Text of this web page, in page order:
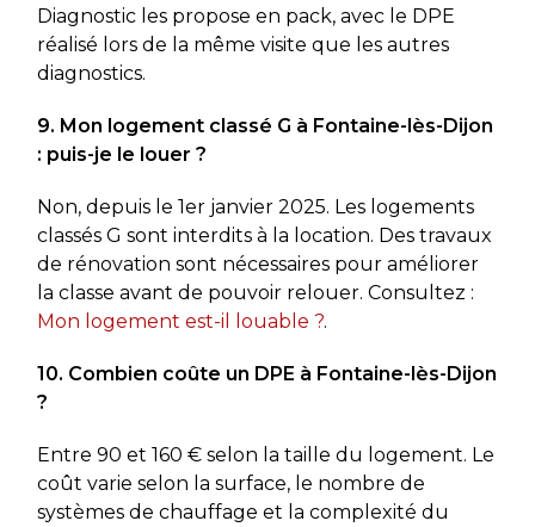
Diagnostic les propose en pack, avec le DPE
réalisé lors de la même visite que les autres
diagnostics.
9. Mon logement classé G à Fontaine-lès-Dijon
: puis-je le louer ?
Non, depuis le 1er janvier 2025. Les logements
classés G sont interdits à la location. Des travaux
de rénovation sont nécessaires pour améliorer
la classe avant de pouvoir relouer. Consultez :
Mon logement est-il louable ?.
10. Combien coûte un DPE à Fontaine-lès-Dijon
?
Entre 90 et 160 € selon la taille du logement. Le
coût varie selon la surface, le nombre de
systèmes de chauffage et la complexité du